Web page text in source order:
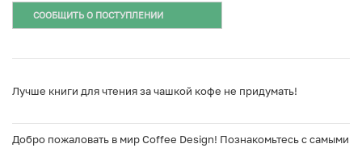
СООБЩИТЬ О ПОСТУПЛЕНИИ
Лучше книги для чтения за чашкой кофе не придумать!
Добро пожаловать в мир Coffee Design! Познакомьтесь с самыми